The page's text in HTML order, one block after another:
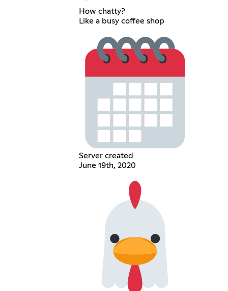
How chatty?
Like a busy coffee shop
Server created
June 19th, 2020